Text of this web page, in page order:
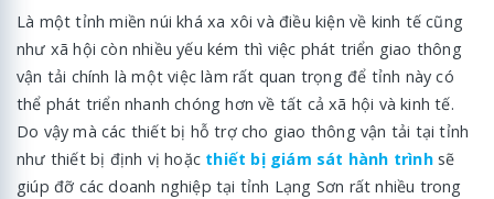
Là một tỉnh miền núi khá xa xôi và điều kiện về kinh tế cũng
như xã hội còn nhiều yếu kém thì việc phát triển giao thông
vận tải chính là một việc làm rất quan trọng để tỉnh này có
thể phát triển nhanh chóng hơn về tất cả xã hội và kinh tế.
Do vậy mà các thiết bị hỗ trợ cho giao thông vận tải tại tỉnh
như thiết bị định vị hoặc thiết bị giám sát hành trìnhsẽ
giúp đỡ các doanh nghiệp tại tỉnh Lạng Sơn rất nhiều trong